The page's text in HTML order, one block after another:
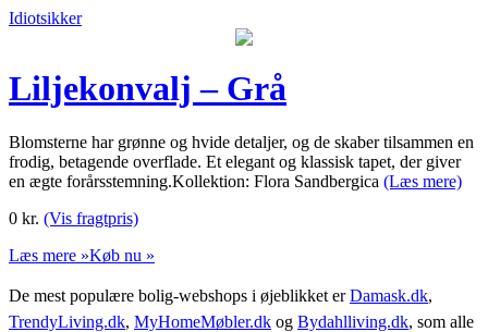
Idiotsikker
Liljekonvalj – Grå
Blomsterne har grønne og hvide detaljer, og de skaber tilsammen en
frodig, betagende overflade. Et elegant og klassisk tapet, der giver
en ægte forårsstemning.Kollektion: Flora Sandbergica (Læs mere)
0 kr. (Vis fragtpris)
Læs mere »Køb nu »
De mest populære bolig-webshops i øjeblikket erDamask.dk,
TrendyLiving.dk, MyHomeMøbler.dk og Bydahlliving.dk, som alle